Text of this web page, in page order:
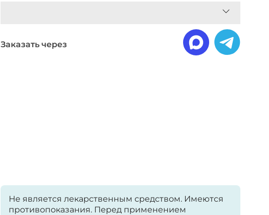
Заказать через
Не является лекарственным средством. Имеются
противопоказания. Перед применением